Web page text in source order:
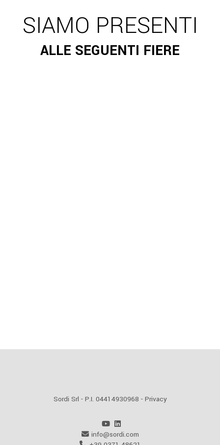
SIAMO PRESENTI
ALLE SEGUENTI FIERE
Sordi Srl - P.I. 04414930968 - Privacy
info@sordi.com